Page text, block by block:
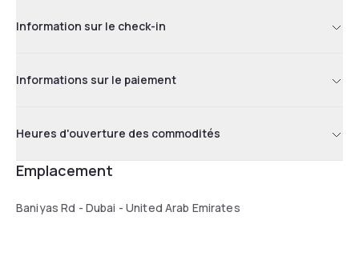
Information sur le check-in
Informations sur le paiement
Heures d'ouverture des commodités
Emplacement
Baniyas Rd - Dubai - United Arab Emirates